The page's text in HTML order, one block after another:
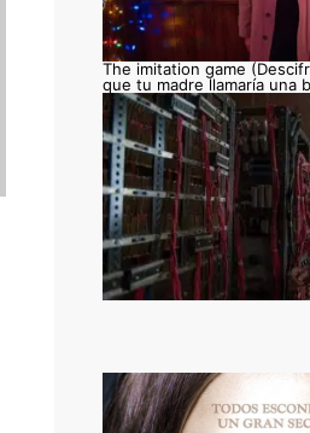
The imitation game
que tu madre llamaría una